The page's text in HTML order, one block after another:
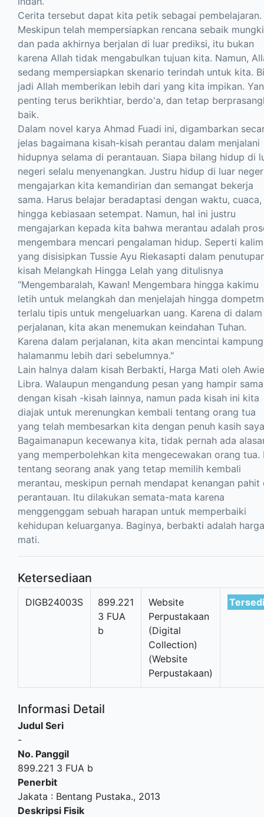
Cerita tersebut dapat kita petik sebagai pembelajaran.
Meskipun telah mempersiapkan rencana sebaik
dan pada akhirnya berjalan di luar prediksi, itu bukan
karena Allah tidak mengabulkan tujuan kita. Namun,
sedang mempersiapkan skenario terindah untuk kita.
jadi Allah memberikan lebih dari yang kita impikan.
penting terus berikhtiar, berdo'a, dan tetap
baik.
Dalam novel karya Ahmad Fuadi ini, digambarkan
jelas bagaimana kisah-kisah perantau dalam menjalani
hidupnya selama di perantauan. Siapa bilang hidup di
negeri selalu menyenangkan. Justru hidup di luar
mengajarkan kita kemandirian dan semangat bekerja
sama. Harus belajar beradaptasi dengan waktu, cuaca,
hingga kebiasaan setempat. Namun, hal ini justru
mengajarkan kepada kita bahwa merantau adalah
mengembara mencari pengalaman hidup. Seperti
yang disisipkan Tussie Ayu Riekasapti dalam
kisah Melangkah Hingga Lelah yang ditulisnya
“Mengembaralah, Kawan! Mengembara hingga kakimu
letih untuk melangkah dan menjelajah hingga
terlalu tipis untuk mengeluarkan uang. Karena di dalam
perjalanan, kita akan menemukan keindahan Tuhan.
Karena dalam perjalanan, kita akan mencintai kampung
halamanmu lebih dari sebelumnya."
Lain halnya dalam kisah Berbakti, Harga Mati oleh
Libra. Walaupun mengandung pesan yang hampir sama
dengan kisah -kisah lainnya, namun pada kisah ini kita
diajak untuk merenungkan kembali tentang orang tua
yang telah membesarkan kita dengan penuh kasih
Bagaimanapun kecewanya kita, tidak pernah ada
yang memperbolehkan kita mengecewakan orang tua.
tentang seorang anak yang tetap memilih kembali
merantau, meskipun pernah mendapat kenangan pahit
perantauan. Itu dilakukan semata-mata karena
menggenggam sebuah harapan untuk memperbaiki
kehidupan keluarganya. Baginya, berbakti adalah harga
mati.
Ketersediaan
DIGB24003S
899.221
3 FUA
b
Website
Perpustakaan
(Digital
Collection)
(Website
Perpustakaan)
Informasi Detail
Judul Seri
-
No. Panggil
899.221 3 FUA b
Penerbit
Jakata : Bentang Pustaka., 2013
Deskripsi Fisik